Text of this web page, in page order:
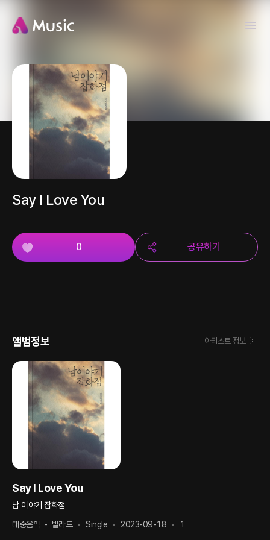
Say I Love You
0 공유하기
앨범정보 아티스트 정보
Say I Love You
남 이야기 잡화점
대중음악- 발라드 Single 2023-09-18 1